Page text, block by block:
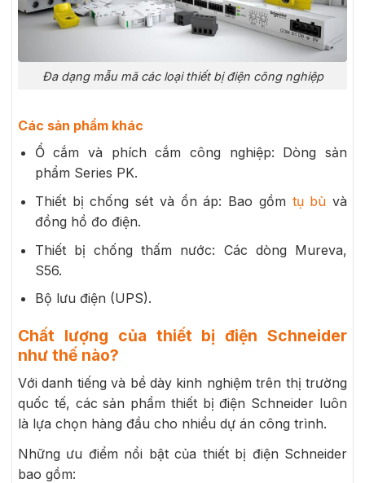
Đa dạng mẫu mã các loại thiết bị điện công nghiệp
Các sản phẩm khác
Ổ cắm và phích cắm công nghiệp: Dòng sản
phẩm Series PK.
Thiết bị chống sét và ổn áp: Bao gồm tụ bù và
đồng hồ đo điện.
Thiết bị chống thấm nước: Các dòng Mureva,
S56.
Bộ lưu điện (UPS).
Chất lượng của thiết bị điện Schneider
như thế nào?
Với danh tiếng và bề dày kinh nghiệm trên thị trường
quốc tế, các sản phẩm thiết bị điện Schneider luôn
là lựa chọn hàng đầu cho nhiều dự án công trình.
Những ưu điểm nổi bật của thiết bị điện Schneider
bao gồm: